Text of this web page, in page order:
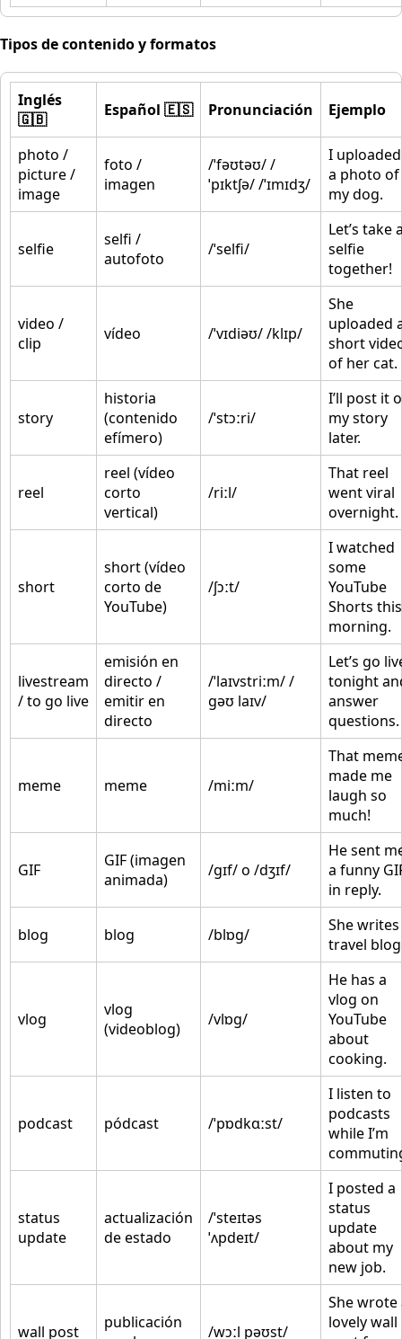
Tipos de contenido y formatos
Inglés
🇬🇧
Español 🇪🇸 Pronunciación Ejemplo
photo /
picture /
image
foto /
imagen
/ˈfəʊtəʊ/ /
ˈpɪktʃə/ /ˈɪmɪdʒ/
I uploaded
a photo of
my dog.
selfie
selfi /
autofoto
/ˈselfi/
Let’s take
selfie
together!
video /
clip
vídeo /ˈvɪdiəʊ/ /klɪp/
She
uploaded
short
of her cat.
story
historia
(contenido
efímero)
/ˈstɔːri/
I’ll post it
my story
later.
reel
reel (vídeo
corto
vertical)
/riːl/
That reel
went viral
overnight.
short
short (vídeo
corto de
YouTube)
/ʃɔːt/
I watched
some
YouTube
Shorts this
morning.
livestream
/ to go live
emisión en
directo /
emitir en
directo
/ˈlaɪvstriːm/ /
ɡəʊ laɪv/
Let’s go
tonight
answer
questions.
meme meme /miːm/
That
made me
laugh so
much!
GIF
GIF (imagen
animada)
/ɡɪf/ o /dʒɪf/
He sent
a funny
in reply.
blog blog /blɒɡ/
She writes
travel
vlog
vlog
(videoblog)
/vlɒɡ/
He has a
vlog on
YouTube
about
cooking.
podcast pódcast /ˈpɒdkɑːst/
I listen to
podcasts
while I’m
status
update
actualización
de estado
/ˈsteɪtəs
ˈʌpdeɪt/
I posted a
status
update
about my
new job.
wall post
publicación
/wɔːl pəʊst/
She wrote
lovely wall